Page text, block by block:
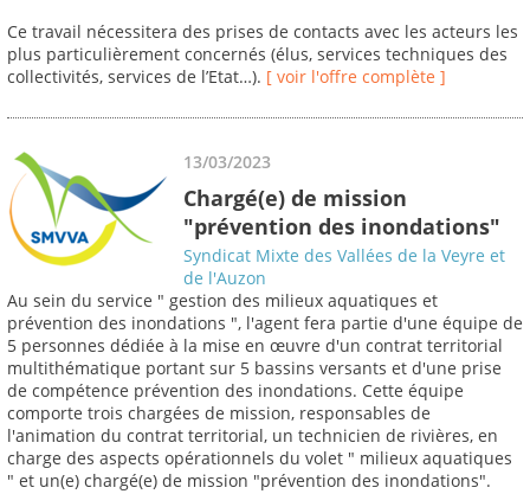
Ce travail nécessitera des prises de contacts avec les acteurs les
plus particulièrement concernés (élus, services techniques des
collectivités, services de l’Etat…). [ voir l'offre complète ]
13/03/2023
Chargé(e) de mission
"prévention des inondations"
Syndicat Mixte des Vallées de la Veyre et
de l'Auzon
Au sein du service " gestion des milieux aquatiques et
prévention des inondations ", l'agent fera partie d'une équipe de
5 personnes dédiée à la mise en œuvre d'un contrat territorial
multithématique portant sur 5 bassins versants et d'une prise
de compétence prévention des inondations. Cette équipe
comporte trois chargées de mission, responsables de
l'animation du contrat territorial, un technicien de rivières, en
charge des aspects opérationnels du volet " milieux aquatiques
" et un(e) chargé(e) de mission "prévention des inondations".